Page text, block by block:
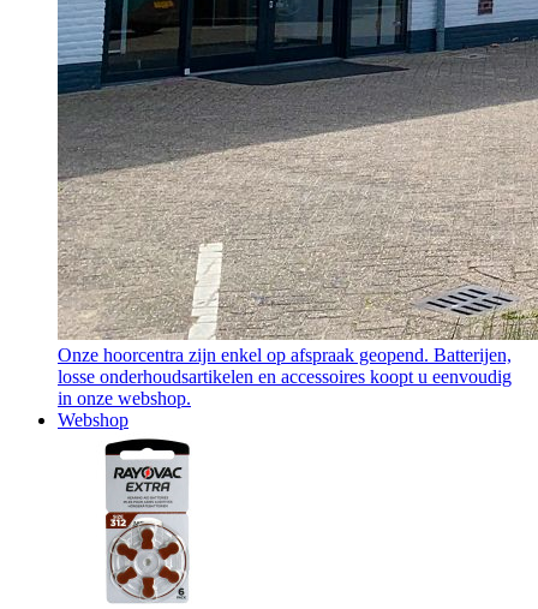
Onze hoorcentra zijn enkel op afspraak geopend. Batterijen,
losse onderhoudsartikelen en accessoires koopt u eenvoudig
in onze webshop.
Webshop